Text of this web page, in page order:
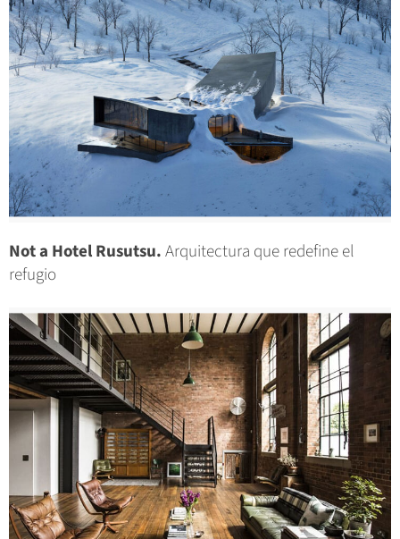
Not a Hotel Rusutsu.Arquitectura que redefine el
refugio